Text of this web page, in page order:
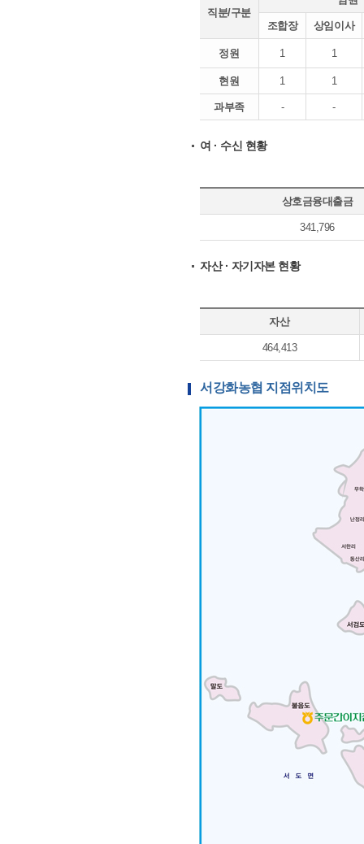
직분/구분
조합장 상임이사
정원 1 1
현원 1 1
과부족 - -
여 · 수신 현황
상호금융대출금
341,796
자산 · 자기자본 현황
자산
464,413
서강화농협 지점위치도